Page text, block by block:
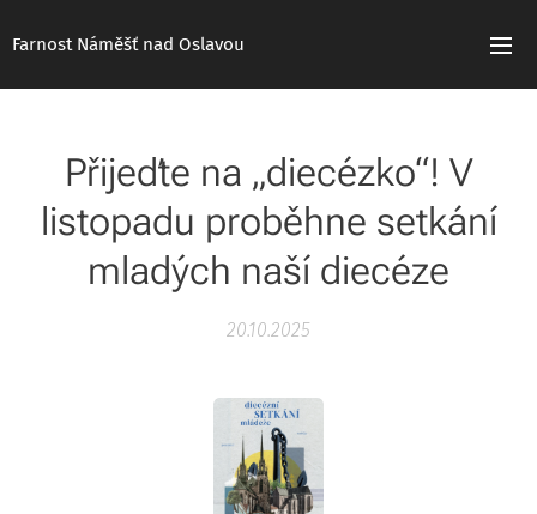
Farnost Náměšť nad Oslavou
Přijeďte na „diecézko“! V
listopadu proběhne setkání
mladých naší diecéze
20.10.2025